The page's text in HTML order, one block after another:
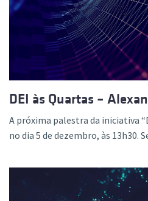
DEI às Quartas –
A próxima palestra da iniciativa
no dia 5 de dezembro, às 13h30.